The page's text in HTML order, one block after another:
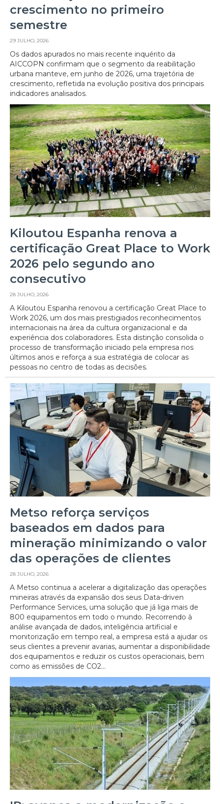
crescimento no primeiro
semestre
29 JULHO, 2026
Os dados apurados no mais recente inquérito da
AICCOPN confirmam que o segmento da reabilitação
urbana manteve, em junho de 2026, uma trajetória de
crescimento, refletida na evolução positiva dos principais
indicadores analisados.
Kiloutou Espanha renova a
certificação Great Place to Work
2026 pelo segundo ano
consecutivo
28 JULHO, 2026
A Kiloutou Espanha renovou a certificação Great Place to
Work 2026, um dos mais prestigiados reconhecimentos
internacionais na área da cultura organizacional e da
experiência dos colaboradores. Esta distinção consolida o
processo de transformação iniciado pela empresa nos
últimos anos e reforça a sua estratégia de colocar as
pessoas no centro de todas as decisões.
Metso reforça serviços
baseados em dados para
mineração minimizando o valor
das operações de clientes
28 JULHO, 2026
A Metso continua a acelerar a digitalização das operações
mineiras através da expansão dos seus Data-driven
Performance Services, uma solução que já liga mais de
800 equipamentos em todo o mundo. Recorrendo à
análise avançada de dados, inteligência artificial e
monitorização em tempo real, a empresa está a ajudar os
seus clientes a prevenir avarias, aumentar a disponibilidade
dos equipamentos e reduzir os custos operacionais, bem
como as emissões de CO2...